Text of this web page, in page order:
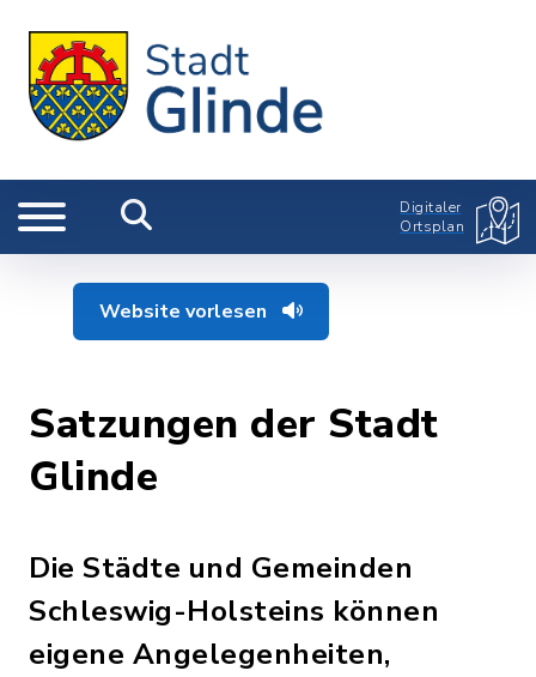
Digitaler
Ortsplan
Website vorlesen
Satzungen der Stadt
Glinde
Die Städte und Gemeinden
Schleswig-Holsteins können
eigene Angelegenheiten,